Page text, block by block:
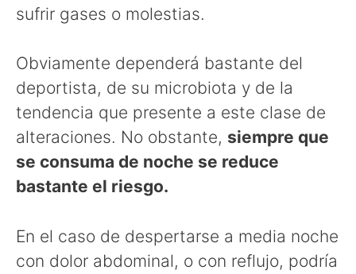
sufrir gases o molestias.
Obviamente dependerá bastante del
deportista, de su microbiota y de la
tendencia que presente a este clase de
alteraciones. No obstante, siempre que
se consuma de noche se reduce
bastante el riesgo.
En el caso de despertarse a media noche
con dolor abdominal, o con reflujo, podría